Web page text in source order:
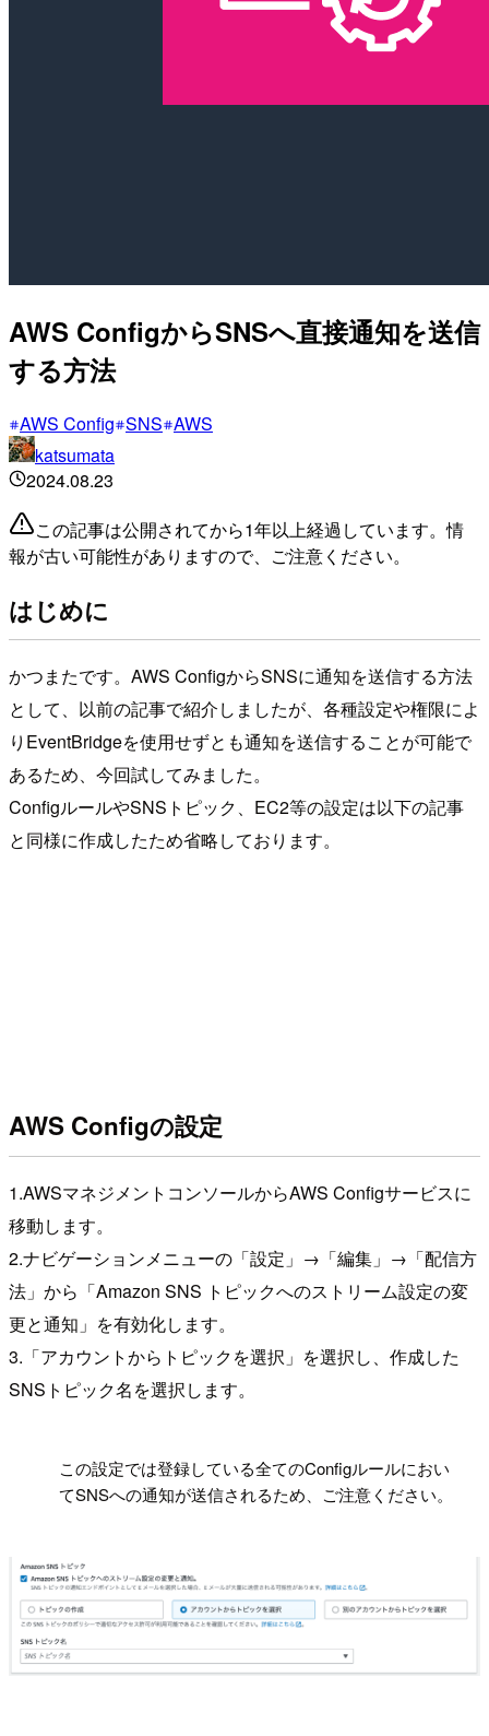
AWS ConfigからSNSへ直接通知を送信
する方法
AWS Config SNS AWS
katsumata
2024.08.23
この記事は公開されてから1年以上経過しています。情
報が古い可能性がありますので、ご注意ください。
はじめに
かつまたです。AWS ConfigからSNSに通知を送信する方法
として、以前の記事で紹介しましたが、各種設定や権限によ
りEventBridgeを使用せずとも通知を送信することが可能で
あるため、今回試してみました。
ConfigルールやSNSトピック、EC2等の設定は以下の記事
と同様に作成したため省略しております。
AWS Configの設定
1.AWSマネジメントコンソールからAWS Configサービスに
移動します。
2.ナビゲーションメニューの「設定」→「編集」→「配信方
法」から「Amazon SNS トピックへのストリーム設定の変
更と通知」を有効化します。
3.「アカウントからトピックを選択」を選択し、作成した
SNSトピック名を選択します。
この設定では登録している全てのConfigルールにおい
てSNSへの通知が送信されるため、ご注意ください。